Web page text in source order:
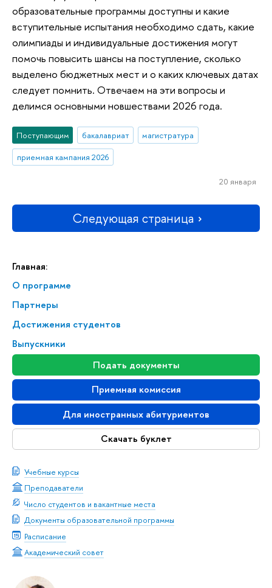
Главная:
О программе
Партнеры
Достижения студентов
Выпускники
Подать документы
Приемная комиссия
Для иностранных абитуриентов
Скачать буклет
Учебные курсы
Преподаватели
Число студентов и вакантные места
Документы образовательной программы
Расписание
Академический совет
образовательные программы доступны и какие
вступительные испытания необходимо сдать, какие
олимпиады и индивидуальные достижения могут
помочь повысить шансы на поступление, сколько
выделено бюджетных мест и о каких ключевых датах
следует помнить. Отвечаем на эти вопросы и
делимся основными новшествами 2026 года.
Поступающим бакалавриат
магистратура
приемная кампания 2026
20 января
Следующая страница